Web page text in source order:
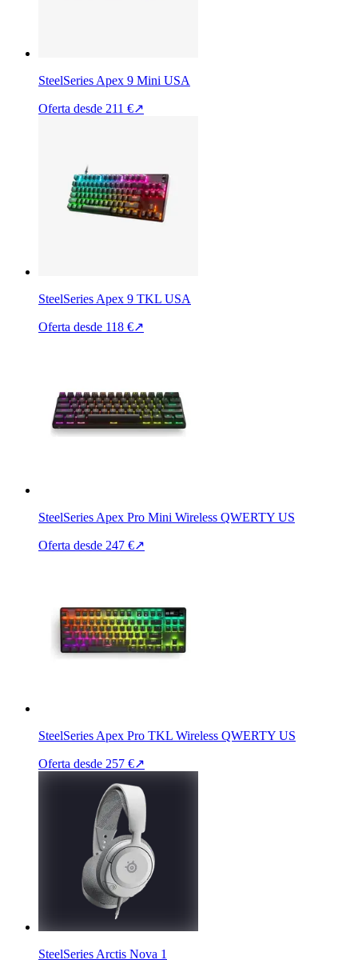
SteelSeries Apex 9 Mini USA
Oferta desde 211 €↗
SteelSeries Apex 9 TKL USA
Oferta desde 118 €↗
SteelSeries Apex Pro Mini Wireless QWERTY US
Oferta desde 247 €↗
SteelSeries Apex Pro TKL Wireless QWERTY US
Oferta desde 257 €↗
SteelSeries Arctis Nova 1